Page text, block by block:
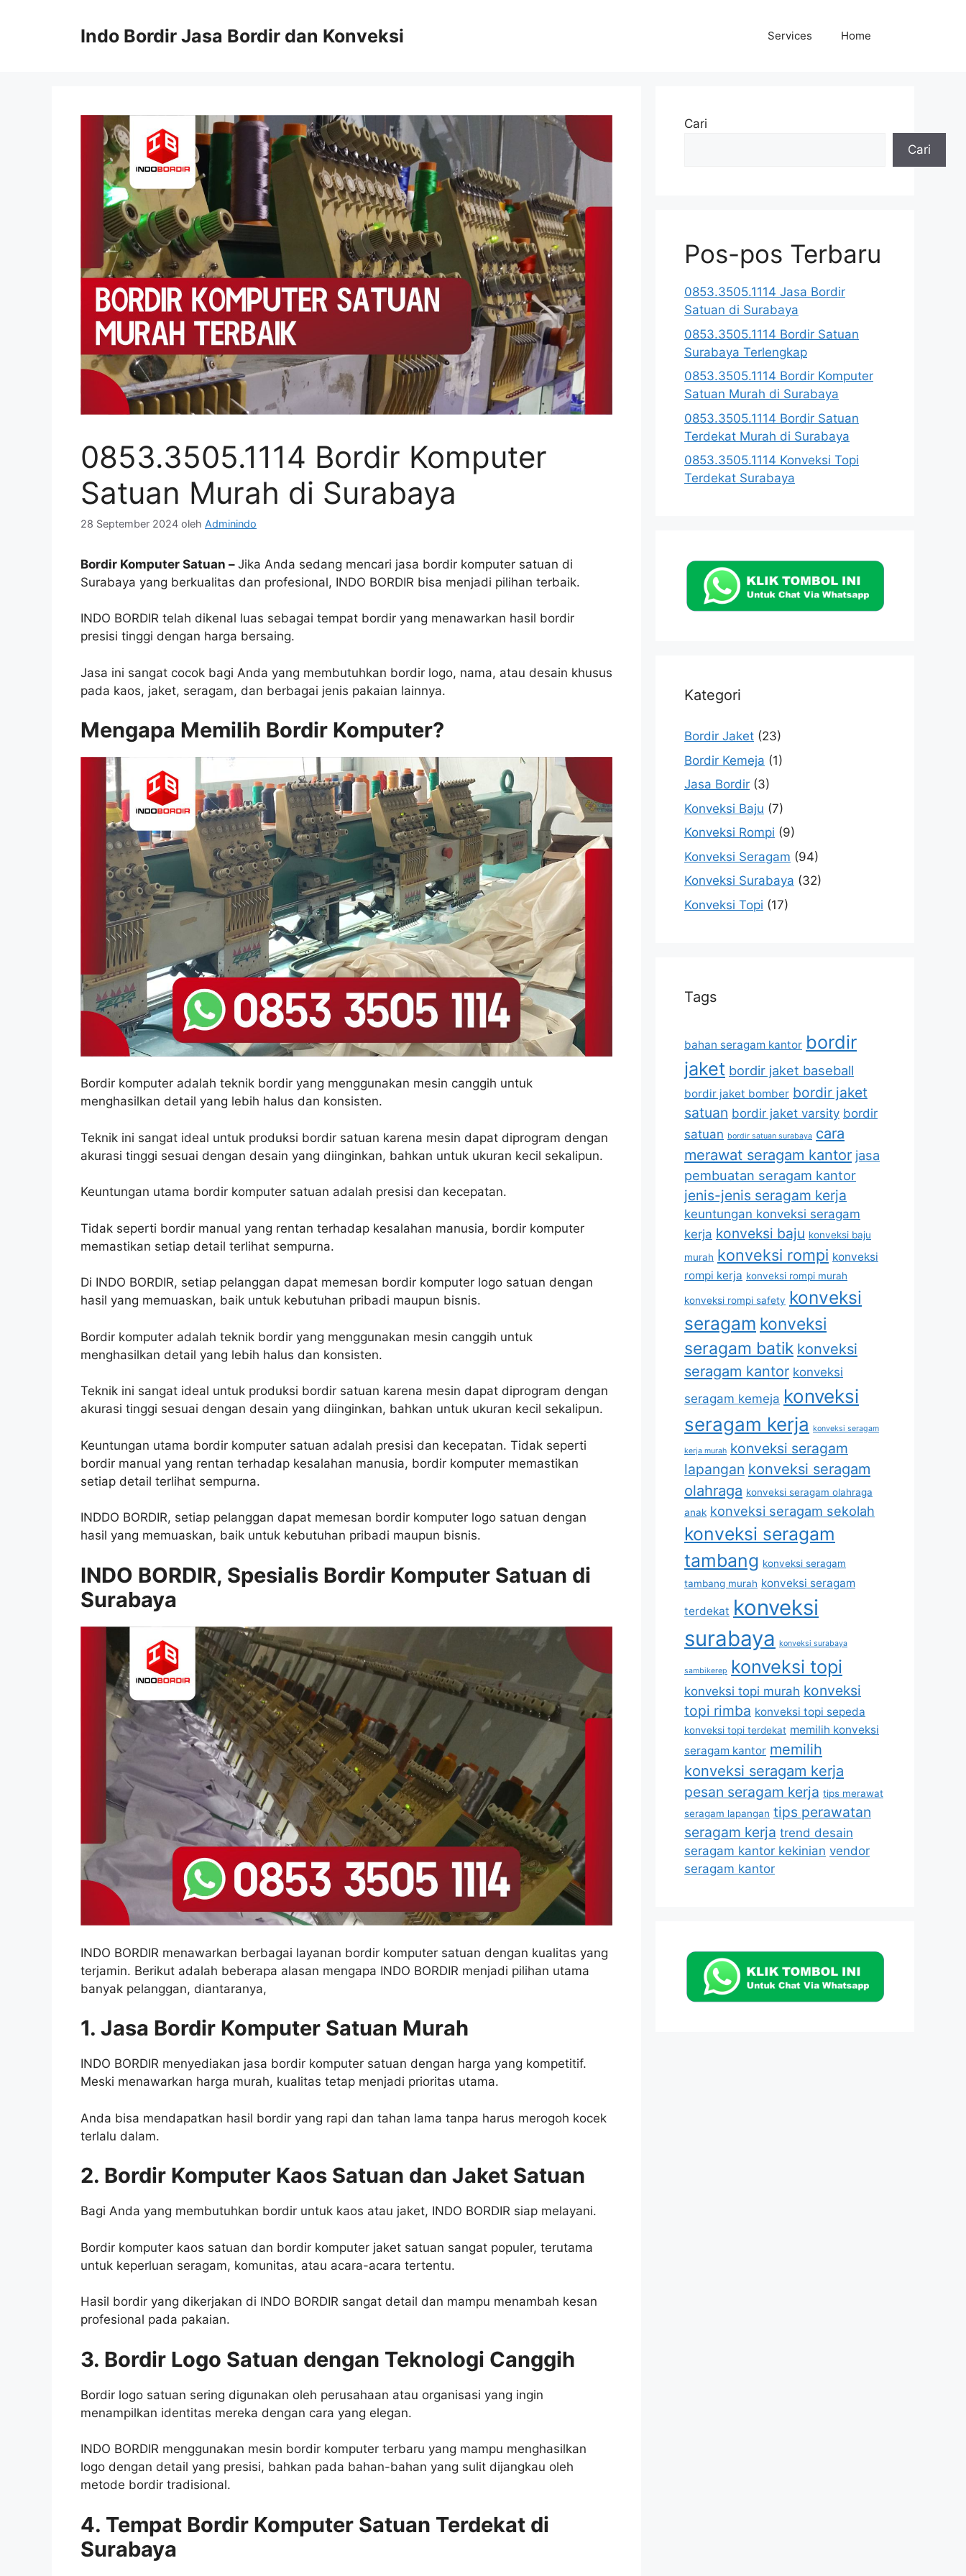
Indo Bordir Jasa Bordir dan Konveksi Services Home
0853.3505.1114 Bordir Komputer
Satuan Murah di Surabaya
28 September 2024 oleh Adminindo
Bordir Komputer Satuan – Jika Anda sedang mencari jasa bordir komputer satuan di
Surabaya yang berkualitas dan profesional, INDO BORDIR bisa menjadi pilihan terbaik.
INDO BORDIR telah dikenal luas sebagai tempat bordir yang menawarkan hasil bordir
presisi tinggi dengan harga bersaing.
Jasa ini sangat cocok bagi Anda yang membutuhkan bordir logo, nama, atau desain khusus
pada kaos, jaket, seragam, dan berbagai jenis pakaian lainnya.
Mengapa Memilih Bordir Komputer?
Bordir komputer adalah teknik bordir yang menggunakan mesin canggih untuk
menghasilkan detail yang lebih halus dan konsisten.
Teknik ini sangat ideal untuk produksi bordir satuan karena mesin dapat diprogram dengan
akurasi tinggi sesuai dengan desain yang diinginkan, bahkan untuk ukuran kecil sekalipun.
Keuntungan utama bordir komputer satuan adalah presisi dan kecepatan.
Tidak seperti bordir manual yang rentan terhadap kesalahan manusia, bordir komputer
memastikan setiap detail terlihat sempurna.
Di INDO BORDIR, setiap pelanggan dapat memesan bordir komputer logo satuan dengan
hasil yang memuaskan, baik untuk kebutuhan pribadi maupun bisnis.
Bordir komputer adalah teknik bordir yang menggunakan mesin canggih untuk
menghasilkan detail yang lebih halus dan konsisten.
Teknik ini sangat ideal untuk produksi bordir satuan karena mesin dapat diprogram dengan
akurasi tinggi sesuai dengan desain yang diinginkan, bahkan untuk ukuran kecil sekalipun.
Keuntungan utama bordir komputer satuan adalah presisi dan kecepatan. Tidak seperti
bordir manual yang rentan terhadap kesalahan manusia, bordir komputer memastikan
setiap detail terlihat sempurna.
INDDO BORDIR, setiap pelanggan dapat memesan bordir komputer logo satuan dengan
hasil yang memuaskan, baik untuk kebutuhan pribadi maupun bisnis.
INDO BORDIR, Spesialis Bordir Komputer Satuan di
Surabaya
INDO BORDIR menawarkan berbagai layanan bordir komputer satuan dengan kualitas yang
terjamin. Berikut adalah beberapa alasan mengapa INDO BORDIR menjadi pilihan utama
banyak pelanggan, diantaranya,
1. Jasa Bordir Komputer Satuan Murah
INDO BORDIR menyediakan jasa bordir komputer satuan dengan harga yang kompetitif.
Meski menawarkan harga murah, kualitas tetap menjadi prioritas utama.
Anda bisa mendapatkan hasil bordir yang rapi dan tahan lama tanpa harus merogoh kocek
terlalu dalam.
2. Bordir Komputer Kaos Satuan dan Jaket Satuan
Bagi Anda yang membutuhkan bordir untuk kaos atau jaket, INDO BORDIR siap melayani.
Bordir komputer kaos satuan dan bordir komputer jaket satuan sangat populer, terutama
untuk keperluan seragam, komunitas, atau acara-acara tertentu.
Hasil bordir yang dikerjakan di INDO BORDIR sangat detail dan mampu menambah kesan
profesional pada pakaian.
3. Bordir Logo Satuan dengan Teknologi Canggih
Bordir logo satuan sering digunakan oleh perusahaan atau organisasi yang ingin
menampilkan identitas mereka dengan cara yang elegan.
INDO BORDIR menggunakan mesin bordir komputer terbaru yang mampu menghasilkan
logo dengan detail yang presisi, bahkan pada bahan-bahan yang sulit dijangkau oleh
metode bordir tradisional.
4. Tempat Bordir Komputer Satuan Terdekat di
Surabaya
Cari
Cari
Pos-pos Terbaru
0853.3505.1114 Jasa Bordir
Satuan di Surabaya
0853.3505.1114 Bordir Satuan
Surabaya Terlengkap
0853.3505.1114 Bordir Komputer
Satuan Murah di Surabaya
0853.3505.1114 Bordir Satuan
Terdekat Murah di Surabaya
0853.3505.1114 Konveksi Topi
Terdekat Surabaya
Kategori
Bordir Jaket (23)
Bordir Kemeja (1)
Jasa Bordir (3)
Konveksi Baju (7)
Konveksi Rompi (9)
Konveksi Seragam (94)
Konveksi Surabaya (32)
Konveksi Topi (17)
Tags
bahan seragam kantor bordir
jaket bordir jaket baseball
bordir jaket bomber bordir jaket
satuan bordir jaket varsity bordir
satuan bordir satuan surabaya cara
merawat seragam kantor jasa
pembuatan seragam kantor
jenis-jenis seragam kerja
keuntungan konveksi seragam
kerja konveksi baju konveksi baju
murah konveksi rompi konveksi
rompi kerja konveksi rompi murah
konveksi rompi safety konveksi
seragam konveksi
seragam batik konveksi
seragam kantor konveksi
seragam kemeja konveksi
seragam kerja konveksi seragam
kerja murah konveksi seragam
lapangan konveksi seragam
olahraga konveksi seragam olahraga
anak konveksi seragam sekolah
konveksi seragam
tambang konveksi seragam
tambang murah konveksi seragam
terdekat konveksi
surabaya konveksi surabaya
sambikerep konveksi topi
konveksi topi murah konveksi
topi rimba konveksi topi sepeda
konveksi topi terdekat memilih konveksi
seragam kantor memilih
konveksi seragam kerja
pesan seragam kerja tips merawat
seragam lapangan tips perawatan
seragam kerja trend desain
seragam kantor kekinian vendor
seragam kantor